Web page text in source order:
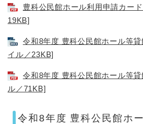
豊科公民館ホール利用申請カー
19KB]
令和8年度 豊科公民館ホール等
イル／23KB]
令和8年度 豊科公民館ホール等
ル／71KB]
令和8年度 豊科公民館ホ